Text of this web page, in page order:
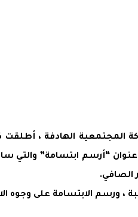
الهادفة ، أطلقت
“أرسم ابتسامة” والتي
الصافي.
، ورسم الابتسامة على وجوه